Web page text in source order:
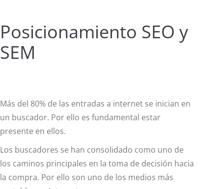
Posicionamiento SEO y
SEM
Más del 80% de las entradas a internet se inician en
un buscador. Por ello es fundamental estar
presente en ellos.
Los buscadores se han consolidado como uno de
los caminos principales en la toma de decisión hacia
la compra. Por ello son uno de los medios más